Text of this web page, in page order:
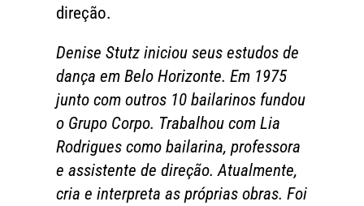
direção.
Denise Stutz iniciou seus estudos de
dança em Belo Horizonte. Em 1975
junto com outros 10 bailarinos fundou
o Grupo Corpo. Trabalhou com Lia
Rodrigues como bailarina, professora
e assistente de direção. Atualmente,
cria e interpreta as próprias obras. Foi